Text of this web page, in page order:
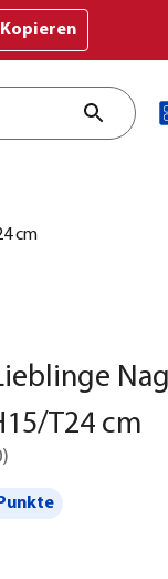
Kopieren
cm
T24 cm
)